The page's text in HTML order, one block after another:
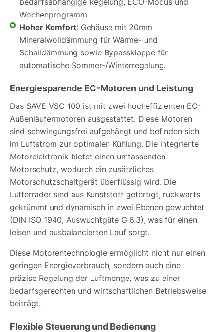
Wochenprogramm.
Hoher Komfort: Gehäuse mit 20mm
Mineralwolldämmung für Wärme- und
Schalldämmung sowie Bypassklappe für
automatische Sommer-/Winterregelung.
Energiesparende EC-Motoren und Leistung
Das SAVE VSC 100 ist mit zwei hocheffizienten EC-
Außenläufermotoren ausgestattet. Diese Motoren
sind schwingungsfrei aufgehängt und befinden sich
im Luftstrom zur optimalen Kühlung. Die integrierte
Motorelektronik bietet einen umfassenden
Motorschutz, wodurch ein zusätzliches
Motorschutzschaltgerät überflüssig wird. Die
Lüfterräder sind aus Kunststoff gefertigt, rückwärts
gekrümmt und dynamisch in zwei Ebenen gewuchtet
(DIN ISO 1940, Auswuchtgüte G 6.3), was für einen
leisen und ausbalancierten Lauf sorgt.
Diese Motorentechnologie ermöglicht nicht nur einen
geringen Energieverbrauch, sondern auch eine
präzise Regelung der Luftmenge, was zu einer
bedarfsgerechten und wirtschaftlichen Betriebsweise
beiträgt.
Flexible Steuerung und Bedienung